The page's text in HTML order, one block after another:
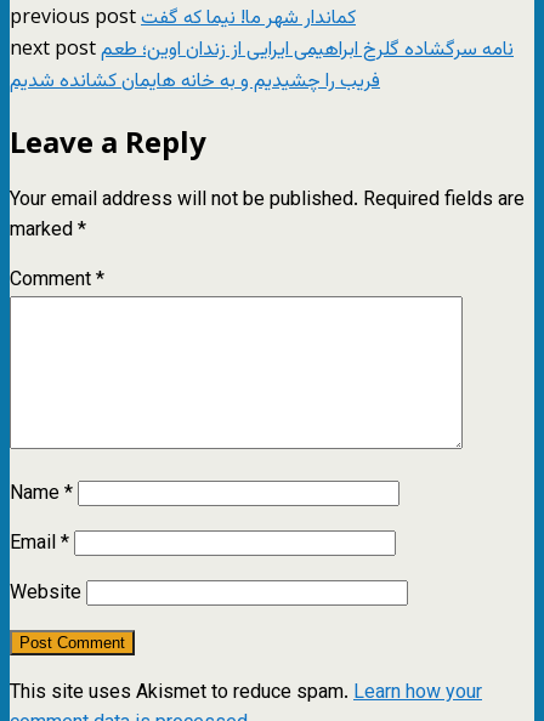
previous postکماندار شهر ما! نیما که گفت
next postنامه سرگشاده گلرخ ابراهیمی ایرایی از زندان اوین؛ طعم
فریب را چشیدیم و به خانه هایمان کشانده شدیم
Leave a Reply
Your email address will not be published. Required fields are
marked*
Comment*
Name*
Email*
Website
This site uses Akismet to reduce spam. Learn how your